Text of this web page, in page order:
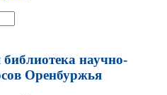
научно-
Оренбуржья